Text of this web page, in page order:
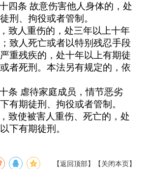
四条 故意伤害他人身体的，处
刑、拘役或者管制。
致人重伤的，处三年以上十年
致人死亡或者以特别残忍手段
重残疾的，处十年以上有期徒
者死刑。本法另有规定的，依
条 虐待家庭成员，情节恶劣
有期徒刑、拘役或者管制。
致使被害人重伤、死亡的，处
下有期徒刑。
【返回顶部】 【关闭本页】